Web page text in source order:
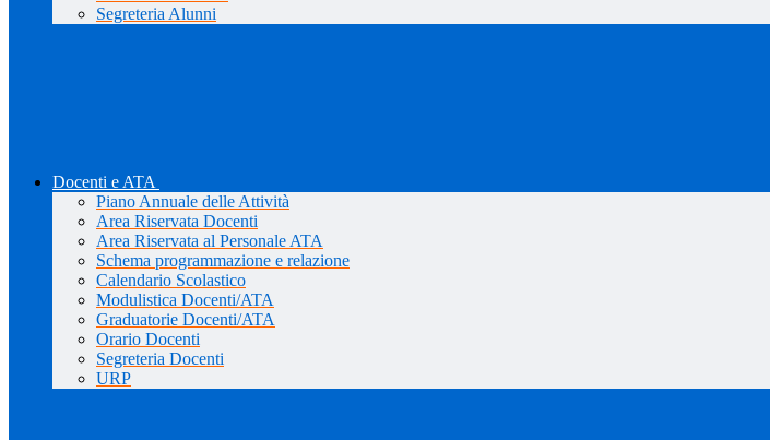
Segreteria Alunni
Docenti e ATA
Piano Annuale delle Attività
Area Riservata Docenti
Area Riservata al Personale ATA
Schema programmazione e relazione
Calendario Scolastico
Modulistica Docenti/ATA
Graduatorie Docenti/ATA
Orario Docenti
Segreteria Docenti
URP